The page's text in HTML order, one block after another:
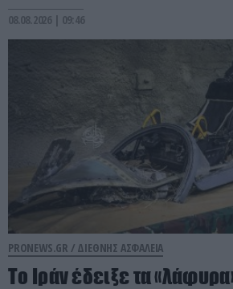
08.08.2026 | 09:46
PRONEWS.GR / ΔΙΕΘΝΗΣ ΑΣΦΑΛΕΙΑ
Το Ιράν έδειξε τα